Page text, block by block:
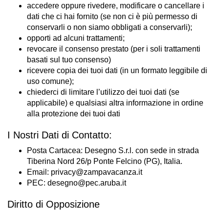
accedere oppure rivedere, modificare o cancellare i
dati che ci hai fornito (se non ci è più permesso di
conservarli o non siamo obbligati a conservarli);
opporti ad alcuni trattamenti;
revocare il consenso prestato (per i soli trattamenti
basati sul tuo consenso)
ricevere copia dei tuoi dati (in un formato leggibile di
uso comune);
chiederci di limitare l’utilizzo dei tuoi dati (se
applicabile) e qualsiasi altra informazione in ordine
alla protezione dei tuoi dati
I Nostri Dati di Contatto:
Posta Cartacea: Desegno S.r.l. con sede in strada
Tiberina Nord 26/p Ponte Felcino (PG), Italia.
Email: privacy@zampavacanza.it
PEC: desegno@pec.aruba.it
Diritto di Opposizione